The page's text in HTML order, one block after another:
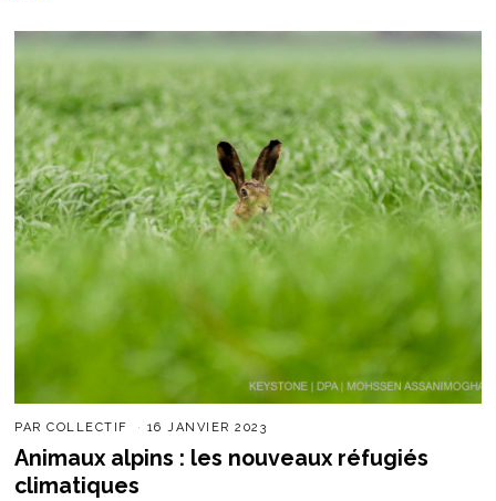
PARCOLLECTIF 16 JANVIER 2023
Animaux alpins : les nouveaux réfugiés
climatiques